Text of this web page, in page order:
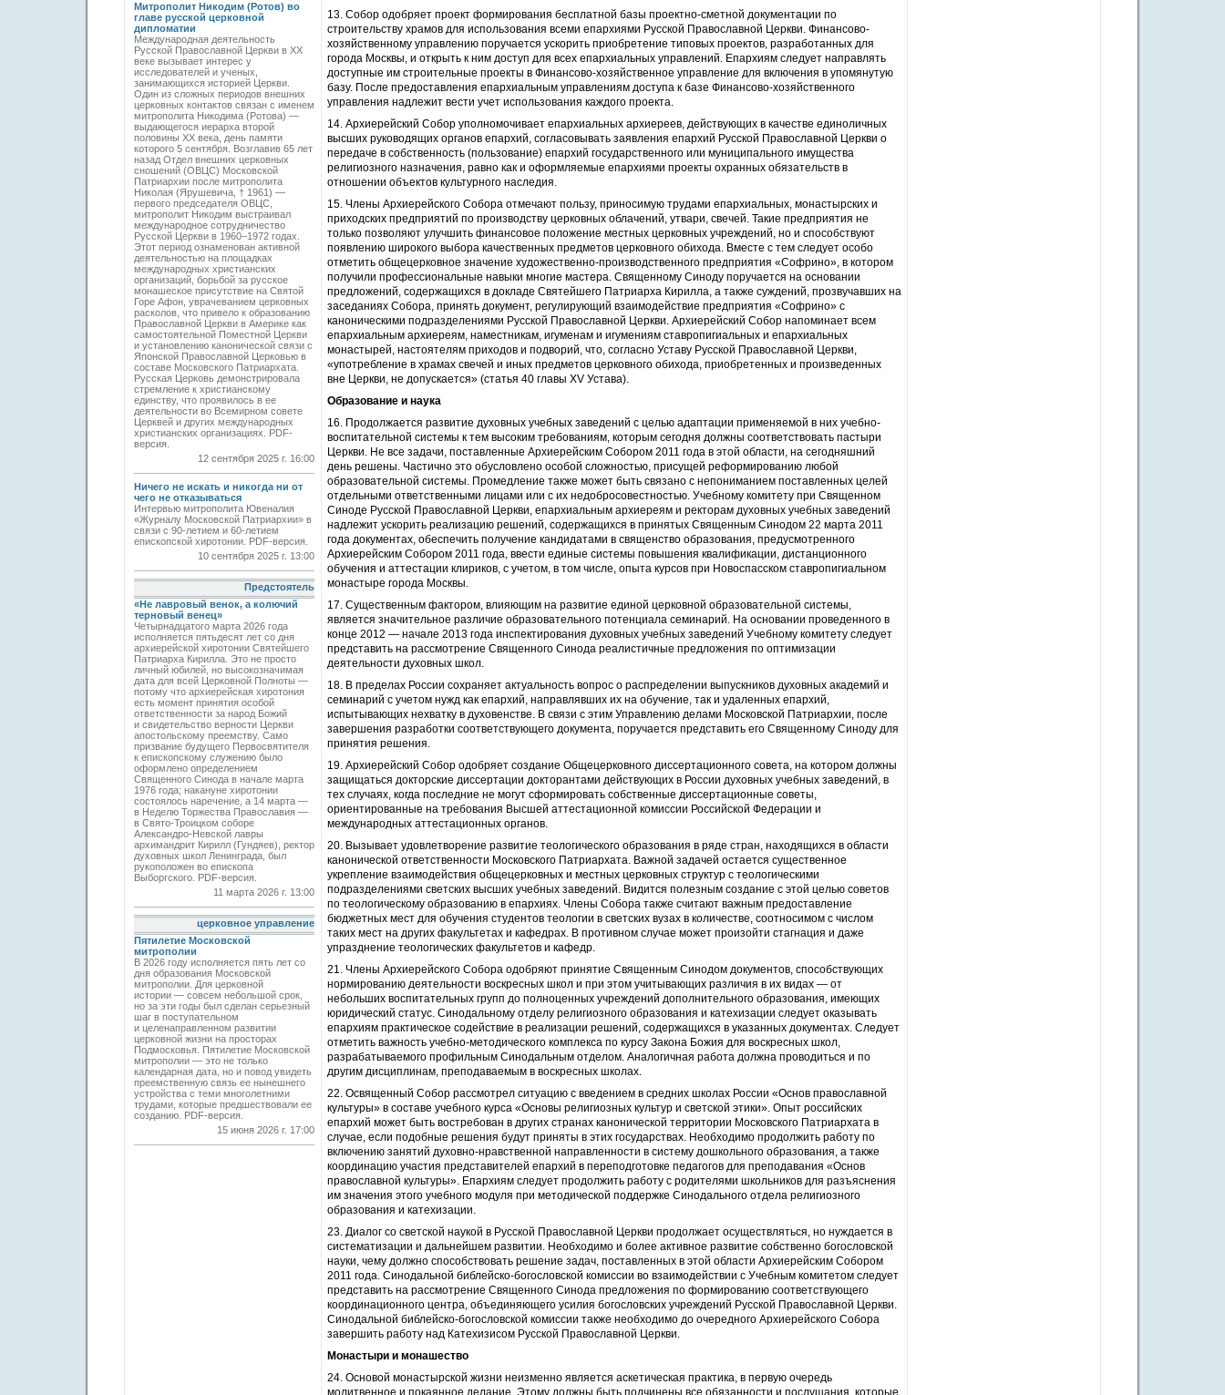
Митрополит Никодим (Ротов) во
главе русской церковной
дипломатии
Международная деятельность
Русской Православной Церкви в ХХ
веке вызывает интерес у
исследователей и ученых,
занимающихся историей Церкви.
Один из сложных периодов внешних
церковных контактов связан с именем
митрополита Никодима (Ротова) —
выдающегося иерарха второй
половины ХХ века, день памяти
которого 5 сентября. Возглавив 65 лет
назад Отдел внешних церковных
сношений (ОВЦС) Московской
Патриархии после митрополита
Николая (Ярушевича, † 1961) —
первого председателя ОВЦС,
митрополит Никодим выстраивал
международное сотрудничество
Русской Церкви в 1960–1972 годах.
Этот период ознаменован активной
деятельностью на площадках
международных христианских
организаций, борьбой за русское
монашеское присутствие на Святой
Горе Афон, уврачеванием церковных
расколов, что привело к образованию
Православной Церкви в Америке как
самостоятельной Поместной Церкви
и установлению канонической связи с
Японской Православной Церковью в
составе Московского Патриархата.
Русская Церковь демонстрировала
стремление к христианскому
единству, что проявилось в ее
деятельности во Всемирном совете
Церквей и других международных
христианских организациях. PDF-
версия.
12 сентября 2025 г. 16:00
Ничего не искать и никогда ни от
чего не отказываться
Интервью митрополита Ювеналия
«Журналу Московской Патриархии» в
связи с 90-летием и 60-летием
епископской хиротонии. PDF-версия.
10 сентября 2025 г. 13:00
Предстоятель
«Не лавровый венок, а колючий
терновый венец»
Четырнадцатого марта 2026 года
исполняется пятьдесят лет со дня
архиерейской хиротонии Святейшего
Патриарха Кирилла. Это не просто
личный юбилей, но высокозначимая
дата для всей Церковной Полноты —
потому что архиерейская хиротония
есть момент принятия особой
ответственности за народ Божий
и свидетельство верности Церкви
апостольскому преемству. Само
призвание будущего Первосвятителя
к епископскому служению было
оформлено определением
Священного Синода в начале марта
1976 года; накануне хиротонии
состоялось наречение, а 14 марта —
в Неделю Торжества Православия —
в Свято-Троицком соборе
Александро-Невской лавры
архимандрит Кирилл (Гундяев), ректор
духовных школ Ленинграда, был
рукоположен во епископа
Выборгского. PDF-версия.
11 марта 2026 г. 13:00
церковное управление
Пятилетие Московской
митрополии
В 2026 году исполняется пять лет со
дня образования Московской
митрополии. Для церковной
истории — совсем небольшой срок,
но за эти годы был сделан серьезный
шаг в поступательном
и целенаправленном развитии
церковной жизни на просторах
Подмосковья. Пятилетие Московской
митрополии — это не только
календарная дата, но и повод увидеть
преемственную связь ее нынешнего
устройства с теми многолетними
трудами, которые предшествовали ее
созданию. PDF-версия.
15 июня 2026 г. 17:00
13. Собор одобряет проект формирования бесплатной базы проектно-сметной документации по
строительству храмов для использования всеми епархиями Русской Православной Церкви. Финансово-
хозяйственному управлению поручается ускорить приобретение типовых проектов, разработанных для
города Москвы, и открыть к ним доступ для всех епархиальных управлений. Епархиям следует направлять
доступные им строительные проекты в Финансово-хозяйственное управление для включения в упомянутую
базу. После предоставления епархиальным управлениям доступа к базе Финансово-хозяйственного
управления надлежит вести учет использования каждого проекта.
14. Архиерейский Собор уполномочивает епархиальных архиереев, действующих в качестве единоличных
высших руководящих органов епархий, согласовывать заявления епархий Русской Православной Церкви о
передаче в собственность (пользование) епархий государственного или муниципального имущества
религиозного назначения, равно как и оформляемые епархиями проекты охранных обязательств в
отношении объектов культурного наследия.
15. Члены Архиерейского Собора отмечают пользу, приносимую трудами епархиальных, монастырских и
приходских предприятий по производству церковных облачений, утвари, свечей. Такие предприятия не
только позволяют улучшить финансовое положение местных церковных учреждений, но и способствуют
появлению широкого выбора качественных предметов церковного обихода. Вместе с тем следует особо
отметить общецерковное значение художественно-производственного предприятия «Софрино», в котором
получили профессиональные навыки многие мастера. Священному Синоду поручается на основании
предложений, содержащихся в докладе Святейшего Патриарха Кирилла, а также суждений, прозвучавших на
заседаниях Собора, принять документ, регулирующий взаимодействие предприятия «Софрино» с
каноническими подразделениями Русской Православной Церкви. Архиерейский Собор напоминает всем
епархиальным архиереям, наместникам, игуменам и игумениям ставропигиальных и епархиальных
монастырей, настоятелям приходов и подворий, что, согласно Уставу Русской Православной Церкви,
«употребление в храмах свечей и иных предметов церковного обихода, приобретенных и произведенных
вне Церкви, не допускается» (статья 40 главы XV Устава).
Образование и наука
16. Продолжается развитие духовных учебных заведений с целью адаптации применяемой в них учебно-
воспитательной системы к тем высоким требованиям, которым сегодня должны соответствовать пастыри
Церкви. Не все задачи, поставленные Архиерейским Собором 2011 года в этой области, на сегодняшний
день решены. Частично это обусловлено особой сложностью, присущей реформированию любой
образовательной системы. Промедление также может быть связано с непониманием поставленных целей
отдельными ответственными лицами или с их недобросовестностью. Учебному комитету при Священном
Синоде Русской Православной Церкви, епархиальным архиереям и ректорам духовных учебных заведений
надлежит ускорить реализацию решений, содержащихся в принятых Священным Синодом 22 марта 2011
года документах, обеспечить получение кандидатами в священство образования, предусмотренного
Архиерейским Собором 2011 года, ввести единые системы повышения квалификации, дистанционного
обучения и аттестации клириков, с учетом, в том числе, опыта курсов при Новоспасском ставропигиальном
монастыре города Москвы.
17. Существенным фактором, влияющим на развитие единой церковной образовательной системы,
является значительное различие образовательного потенциала семинарий. На основании проведенного в
конце 2012 — начале 2013 года инспектирования духовных учебных заведений Учебному комитету следует
представить на рассмотрение Священного Синода реалистичные предложения по оптимизации
деятельности духовных школ.
18. В пределах России сохраняет актуальность вопрос о распределении выпускников духовных академий и
семинарий с учетом нужд как епархий, направлявших их на обучение, так и удаленных епархий,
испытывающих нехватку в духовенстве. В связи с этим Управлению делами Московской Патриархии, после
завершения разработки соответствующего документа, поручается представить его Священному Синоду для
принятия решения.
19. Архиерейский Собор одобряет создание Общецерковного диссертационного совета, на котором должны
защищаться докторские диссертации докторантами действующих в России духовных учебных заведений, в
тех случаях, когда последние не могут сформировать собственные диссертационные советы,
ориентированные на требования Высшей аттестационной комиссии Российской Федерации и
международных аттестационных органов.
20. Вызывает удовлетворение развитие теологического образования в ряде стран, находящихся в области
канонической ответственности Московского Патриархата. Важной задачей остается существенное
укрепление взаимодействия общецерковных и местных церковных структур с теологическими
подразделениями светских высших учебных заведений. Видится полезным создание с этой целью советов
по теологическому образованию в епархиях. Члены Собора также считают важным предоставление
бюджетных мест для обучения студентов теологии в светских вузах в количестве, соотносимом с числом
таких мест на других факультетах и кафедрах. В противном случае может произойти стагнация и даже
упразднение теологических факультетов и кафедр.
21. Члены Архиерейского Собора одобряют принятие Священным Синодом документов, способствующих
нормированию деятельности воскресных школ и при этом учитывающих различия в их видах — от
небольших воспитательных групп до полноценных учреждений дополнительного образования, имеющих
юридический статус. Синодальному отделу религиозного образования и катехизации следует оказывать
епархиям практическое содействие в реализации решений, содержащихся в указанных документах. Следует
отметить важность учебно-методического комплекса по курсу Закона Божия для воскресных школ,
разрабатываемого профильным Синодальным отделом. Аналогичная работа должна проводиться и по
другим дисциплинам, преподаваемым в воскресных школах.
22. Освященный Собор рассмотрел ситуацию с введением в средних школах России «Основ православной
культуры» в составе учебного курса «Основы религиозных культур и светской этики». Опыт российских
епархий может быть востребован в других странах канонической территории Московского Патриархата в
случае, если подобные решения будут приняты в этих государствах. Необходимо продолжить работу по
включению занятий духовно-нравственной направленности в систему дошкольного образования, а также
координацию участия представителей епархий в переподготовке педагогов для преподавания «Основ
православной культуры». Епархиям следует продолжить работу с родителями школьников для разъяснения
им значения этого учебного модуля при методической поддержке Синодального отдела религиозного
образования и катехизации.
23. Диалог со светской наукой в Русской Православной Церкви продолжает осуществляться, но нуждается в
систематизации и дальнейшем развитии. Необходимо и более активное развитие собственно богословской
науки, чему должно способствовать решение задач, поставленных в этой области Архиерейским Собором
2011 года. Синодальной библейско-богословской комиссии во взаимодействии с Учебным комитетом следует
представить на рассмотрение Священного Синода предложения по формированию соответствующего
координационного центра, объединяющего усилия богословских учреждений Русской Православной Церкви.
Синодальной библейско-богословской комиссии также необходимо до очередного Архиерейского Собора
завершить работу над Катехизисом Русской Православной Церкви.
Монастыри и монашество
24. Основой монастырской жизни неизменно является аскетическая практика, в первую очередь
молитвенное и покаянное делание. Этому должны быть подчинены все обязанности и послушания, которые